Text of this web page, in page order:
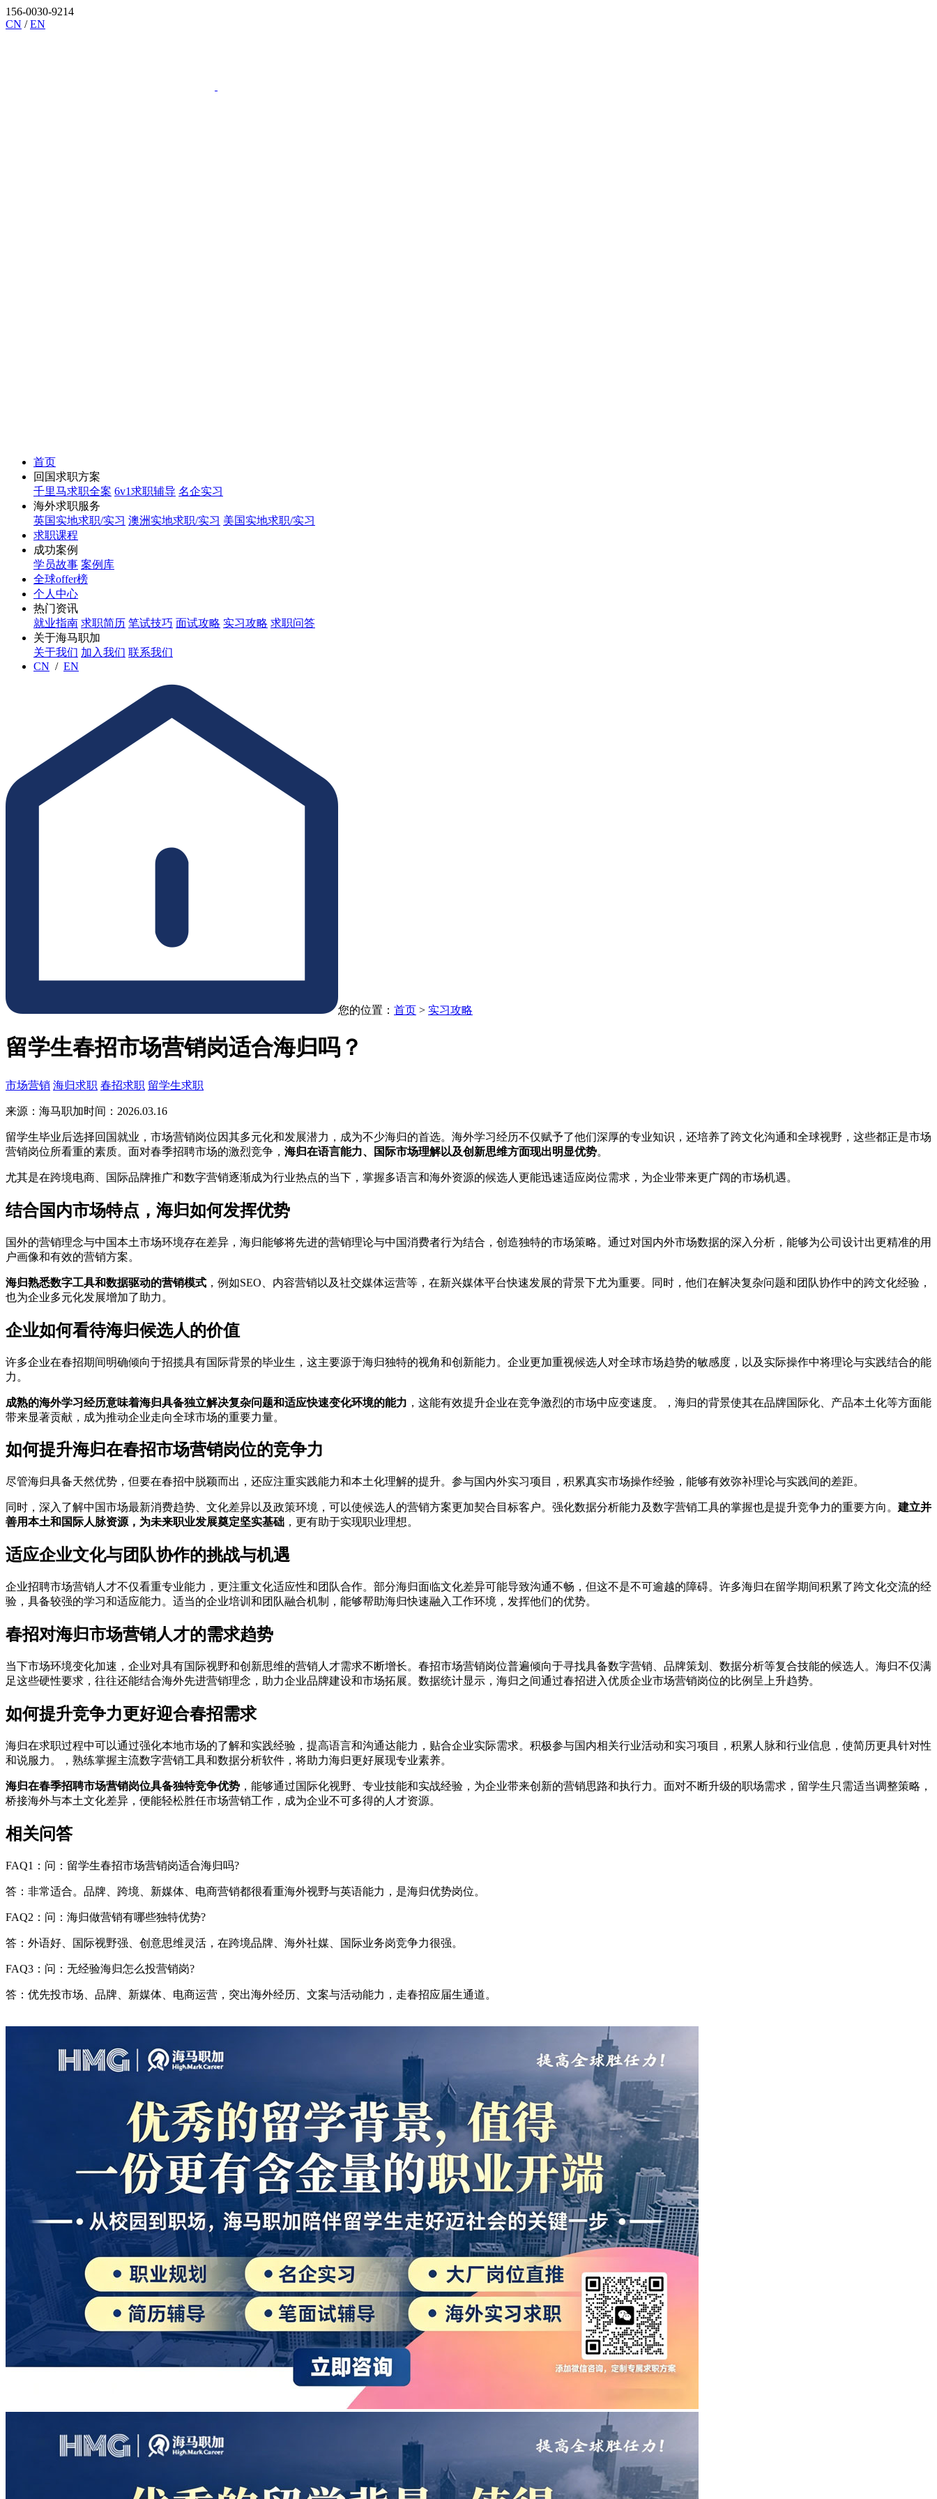
156-0030-9214
CN /EN
首页
回国求职方案
千里马求职全案 6v1求职辅导 名企实习
海外求职服务
英国实地求职/实习 澳洲实地求职/实习 美国实地求职/实习
求职课程
成功案例
学员故事 案例库
全球offer榜
个人中心
热门资讯
就业指南 求职简历 笔试技巧 面试攻略 实习攻略 求职问答
关于海马职加
关于我们 加入我们 联系我们
CN / EN
您的位置： 首页 > 实习攻略
留学生春招市场营销岗适合海归吗？
市场营销 海归求职 春招求职 留学生求职
来源：海马职加时间：2026.03.16
留学生毕业后选择回国就业，市场营销岗位因其多元化和发展潜力，成为不少海归的首选。海外学习经历不仅赋予了他们深厚的专业知识，还培养了跨文化沟通和全球视野，这些都正是市场
营销岗位所看重的素质。面对春季招聘市场的激烈竞争， 海归在语言能力、国际市场理解以及创新思维方面现出明显优势。
尤其是在跨境电商、国际品牌推广和数字营销逐渐成为行业热点的当下，掌握多语言和海外资源的候选人更能迅速适应岗位需求，为企业带来更广阔的市场机遇。
结合国内市场特点，海归如何发挥优势
国外的营销理念与中国本土市场环境存在差异，海归能够将先进的营销理论与中国消费者行为结合，创造独特的市场策略。通过对国内外市场数据的深入分析，能够为公司设计出更精准的用
户画像和有效的营销方案。
海归熟悉数字工具和数据驱动的营销模式 ，例如SEO、内容营销以及社交媒体运营等，在新兴媒体平台快速发展的背景下尤为重要。同时，他们在解决复杂问题和团队协作中的跨文化经验，
也为企业多元化发展增加了助力。
企业如何看待海归候选人的价值
许多企业在春招期间明确倾向于招揽具有国际背景的毕业生，这主要源于海归独特的视角和创新能力。企业更加重视候选人对全球市场趋势的敏感度，以及实际操作中将理论与实践结合的能
力。
成熟的海外学习经历意味着海归具备独立解决复杂问题和适应快速变化环境的能力 ，这能有效提升企业在竞争激烈的市场中应变速度。，海归的背景使其在品牌国际化、产品本土化等方面能
带来显著贡献，成为推动企业走向全球市场的重要力量。
如何提升海归在春招市场营销岗位的竞争力
尽管海归具备天然优势，但要在春招中脱颖而出，还应注重实践能力和本土化理解的提升。参与国内外实习项目，积累真实市场操作经验，能够有效弥补理论与实践间的差距。
同时，深入了解中国市场最新消费趋势、文化差异以及政策环境，可以使候选人的营销方案更加契合目标客户。强化数据分析能力及数字营销工具的掌握也是提升竞争力的重要方向。 建立并
善用本土和国际人脉资源，为未来职业发展奠定坚实基础 ，更有助于实现职业理想。
适应企业文化与团队协作的挑战与机遇
企业招聘市场营销人才不仅看重专业能力，更注重文化适应性和团队合作。部分海归面临文化差异可能导致沟通不畅，但这不是不可逾越的障碍。许多海归在留学期间积累了跨文化交流的经
验，具备较强的学习和适应能力。适当的企业培训和团队融合机制，能够帮助海归快速融入工作环境，发挥他们的优势。
春招对海归市场营销人才的需求趋势
当下市场环境变化加速，企业对具有国际视野和创新思维的营销人才需求不断增长。春招市场营销岗位普遍倾向于寻找具备数字营销、品牌策划、数据分析等复合技能的候选人。海归不仅满
足这些硬性要求，往往还能结合海外先进营销理念，助力企业品牌建设和市场拓展。数据统计显示，海归之间通过春招进入优质企业市场营销岗位的比例呈上升趋势。
如何提升竞争力更好迎合春招需求
海归在求职过程中可以通过强化本地市场的了解和实践经验，提高语言和沟通达能力，贴合企业实际需求。积极参与国内相关行业活动和实习项目，积累人脉和行业信息，使简历更具针对性
和说服力。，熟练掌握主流数字营销工具和数据分析软件，将助力海归更好展现专业素养。
海归在春季招聘市场营销岗位具备独特竞争优势 ，能够通过国际化视野、专业技能和实战经验，为企业带来创新的营销思路和执行力。面对不断升级的职场需求，留学生只需适当调整策略，
桥接海外与本土文化差异，便能轻松胜任市场营销工作，成为企业不可多得的人才资源。
相关问答
FAQ1：问：留学生春招市场营销岗适合海归吗?
答：非常适合。品牌、跨境、新媒体、电商营销都很看重海外视野与英语能力，是海归优势岗位。
FAQ2：问：海归做营销有哪些独特优势?
答：外语好、国际视野强、创意思维灵活，在跨境品牌、海外社媒、国际业务岗竞争力很强。
FAQ3：问：无经验海归怎么投营销岗?
答：优先投市场、品牌、新媒体、电商运营，突出海外经历、文案与活动能力，走春招应届生通道。